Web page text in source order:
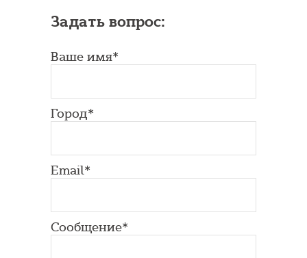
Задать вопрос:
Ваше имя*
Город*
Email*
Сообщение*